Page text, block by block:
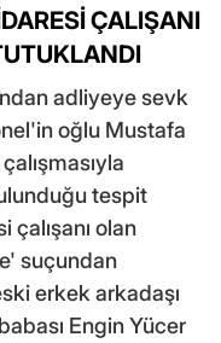
ÇALIŞANI
adliyeye sevk
oğlu Mustafa
tespit
çalışanı olan
suçundan
erkek arkadaşı
Engin Yücer